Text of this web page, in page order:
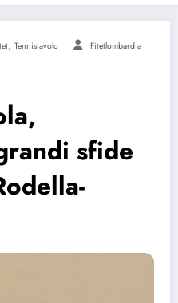
, Tennistavolo Fitetlombardia
sfide